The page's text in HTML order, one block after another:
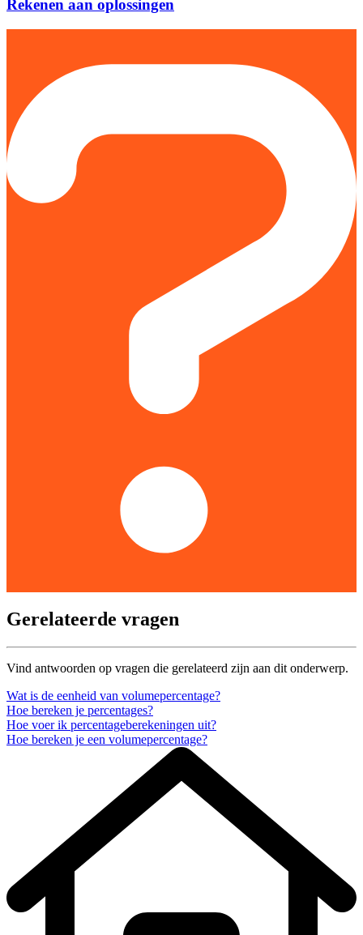
Rekenen aan oplossingen
Gerelateerde vragen
Vind antwoorden op vragen die gerelateerd zijn aan dit onderwerp.
Wat is de eenheid van volumepercentage?
Hoe bereken je percentages?
Hoe voer ik percentageberekeningen uit?
Hoe bereken je een volumepercentage?